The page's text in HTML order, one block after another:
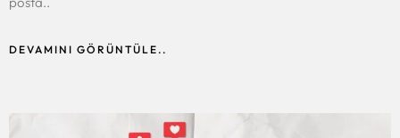
DEVAMINI GÖRÜNTÜLE..